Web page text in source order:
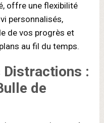
offre une flexibilité
personnalisés,
de vos progrès et
au fil du temps.
:
de